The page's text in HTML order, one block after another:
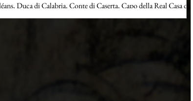
Duca di Calabria, Conte di Caserta, Capo della Real Casa delle
Sicilie, Gran Maestro del Sacro Militare Ordine Costantiniano di